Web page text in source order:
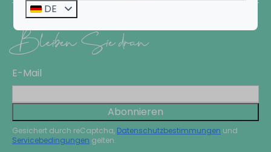
Bleiben Sie dran
E-Mail
Abonnieren
Gesichert durch reCaptcha, Datenschutzbestimmungen und
Servicebedingungen gelten.
DE